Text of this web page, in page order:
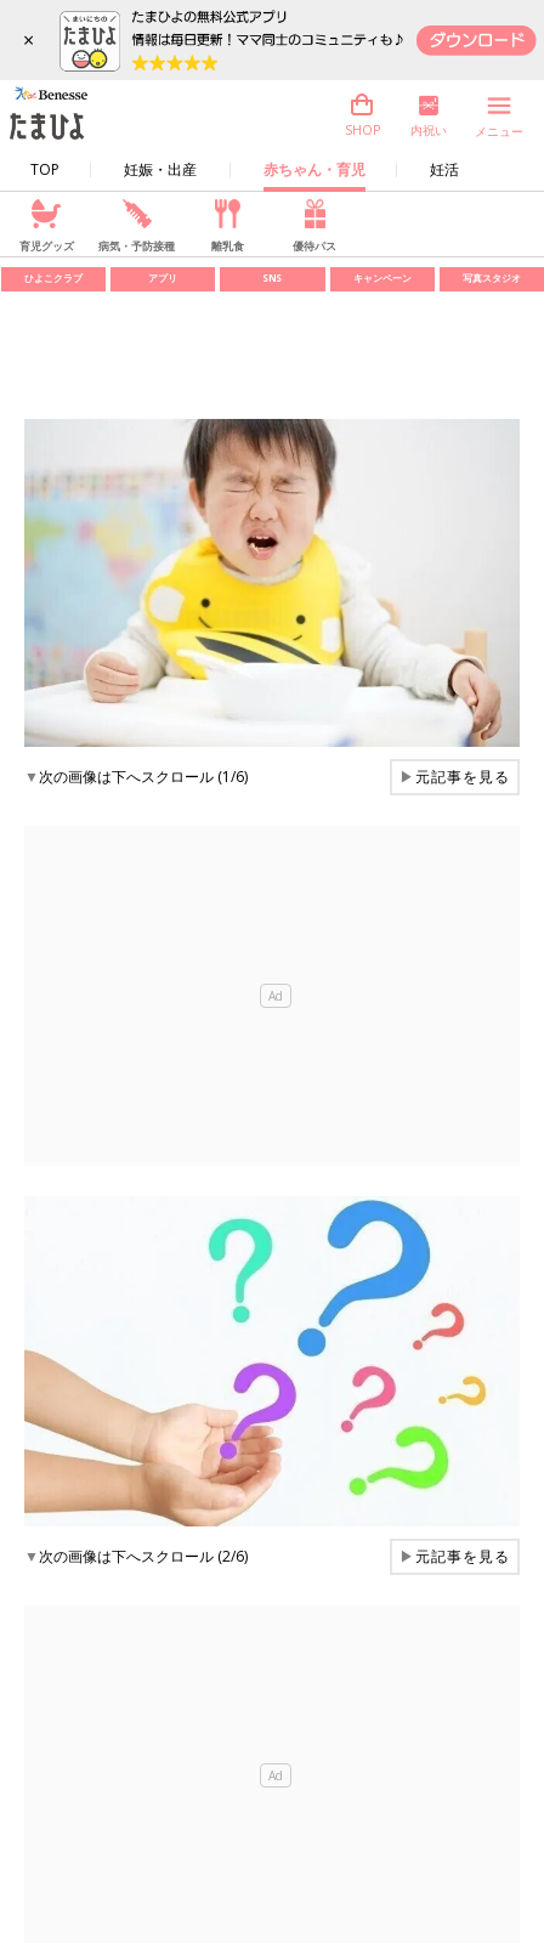
×
TOP 妊娠・出産 赤ちゃん・育児 妊活
SHOP 内祝い メニュー
育児グッズ 病気・予防接種 離乳食 優待パス
ひよこクラブ アプリ SNS キャンペーン 写真スタジオ
▼次の画像は下へスクロール (1/6) ▶元記事を見る
▼次の画像は下へスクロール (2/6) ▶元記事を見る